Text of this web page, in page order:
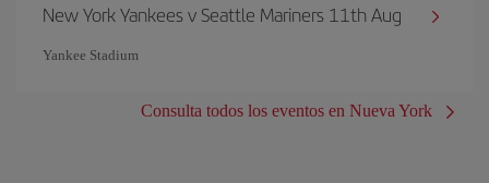
New York Yankees v Seattle Mariners 11th Aug
Yankee Stadium
Consulta todos los eventos en Nueva York